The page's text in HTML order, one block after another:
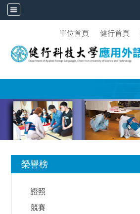
單位首頁 健行首頁
榮譽榜
證照
競賽